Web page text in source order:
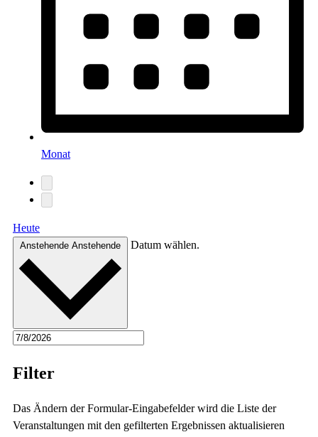
Monat
Heute
Anstehende Anstehende Datum wählen.
Filter
Das Ändern der Formular-Eingabefelder wird die Liste der
Veranstaltungen mit den gefilterten Ergebnissen aktualisieren